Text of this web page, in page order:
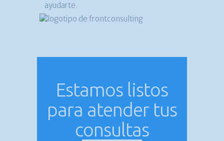
ayudarte.
Estamos listos
para atender tus
consultas